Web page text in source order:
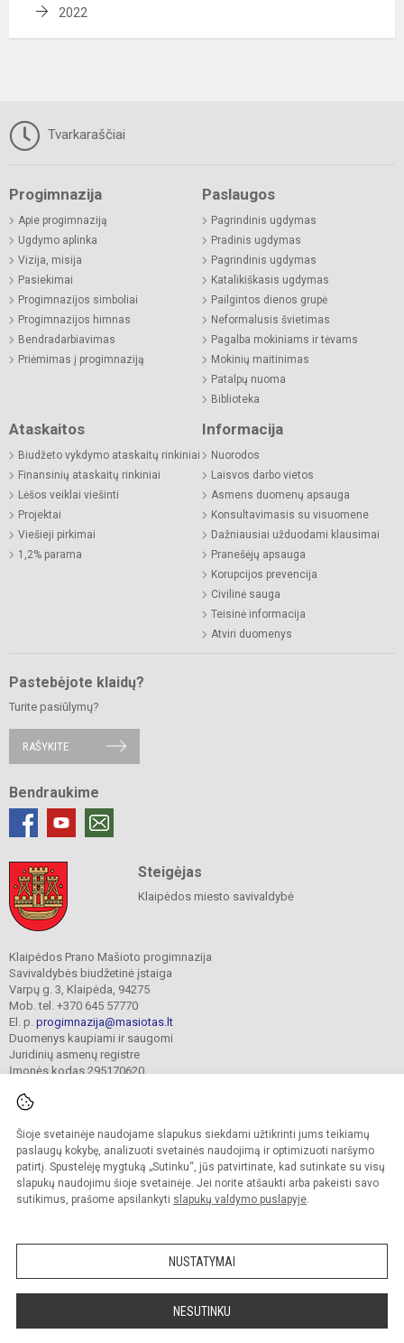
Šioje svetainėje naudojame slapukus siekdami užtikrinti jums teikiamų
paslaugų kokybę, analizuoti svetainės naudojimą ir optimizuoti naršymo
patirtį. Spustelėję mygtuką „Sutinku“, jūs patvirtinate, kad sutinkate su visų
slapukų naudojimu šioje svetainėje. Jei norite atšaukti arba pakeisti savo
sutikimus, prašome apsilankyti slapukų valdymo puslapyje.
NUSTATYMAI
NESUTINKU
2022
Tvarkaraščiai
Progimnazija
Apie progimnaziją
Ugdymo aplinka
Vizija, misija
Pasiekimai
Progimnazijos simboliai
Progimnazijos himnas
Bendradarbiavimas
Priėmimas į progimnaziją
Paslaugos
Pagrindinis ugdymas
Pradinis ugdymas
Pagrindinis ugdymas
Katalikiškasis ugdymas
Pailgintos dienos grupė
Neformalusis švietimas
Pagalba mokiniams ir tėvams
Mokinių maitinimas
Patalpų nuoma
Biblioteka
Ataskaitos
Biudžeto vykdymo ataskaitų rinkiniai
Finansinių ataskaitų rinkiniai
Lėšos veiklai viešinti
Projektai
Viešieji pirkimai
1,2% parama
Informacija
Nuorodos
Laisvos darbo vietos
Asmens duomenų apsauga
Konsultavimasis su visuomene
Dažniausiai užduodami klausimai
Pranešėjų apsauga
Korupcijos prevencija
Civilinė sauga
Teisinė informacija
Atviri duomenys
Pastebėjote klaidų?
Turite pasiūlymų?
RAŠYKITE
Bendraukime
Steigėjas
Klaipėdos miesto savivaldybė
Klaipėdos Prano Mašioto progimnazija
Savivaldybės biudžetinė įstaiga
Varpų g. 3, Klaipėda, 94275
Mob. tel. +370 645 57770
El. p. progimnazija@masiotas.lt
Duomenys kaupiami ir saugomi
Juridinių asmenų registre
Įmonės kodas 295170620
© 2022. Klaipėdos Prano Mašioto progimnazija. Visos teisės saugomos.
Kopijuoti turinį be raštiško įstaigos administracijos sutikimo griežtai draudžiama.
Prieinamumo paraiška Slapukų valdymas
Sumanus būdas atnaujinti